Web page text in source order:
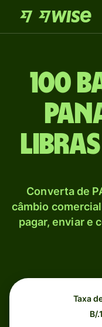
100
Converta de
câmbio
pagar, enviar e
Taxa
B/